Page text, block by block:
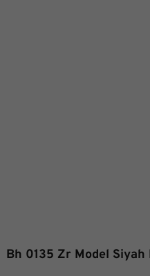
Bh 0135 Zr Model Siyah